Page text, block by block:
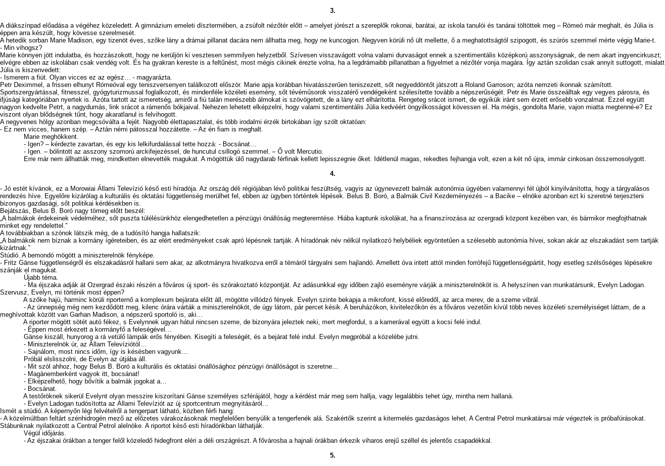
3.
A diákszínpad előadása a végéhez közeledett. A gimnázium emeleti dísztermében, a zsúfolt nézőtér előtt – amelyet jórészt a szereplők rokonai, barátai, az iskola tanulói és tanárai töltöttek meg – Rómeó már meghalt, és Júlia is
éppen arra készült, hogy kövesse szerelmesét.
A hetedik sorban Marie Madison, egy tizenöt éves, szőke lány a drámai pillanat dacára nem állhatta meg, hogy ne kuncogjon. Negyven körüli nő ült mellette, ő a meghatottságtól szipogott, és szúrós szemmel mérte végig Marie-t.
- Min vihogsz?
Marie könnyen jött indulatba, és hozzászokott, hogy ne kerüljön ki vesztesen semmilyen helyzetből. Szívesen visszavágott volna valami durvaságot ennek a szentimentális középkorú asszonyságnak, de nem akart ingyencirkuszt;
elvégre ebben az iskolában csak vendég volt. És ha gyakran kereste is a feltűnést, most mégis cikinek érezte volna, ha a legdrámaibb pillanatban a figyelmet a nézőtér vonja magára. Így aztán szolidan csak annyit suttogott, mialatt
Júlia is kiszenvedett:
- Ismerem a fiút. Olyan vicces ez az egész… - magyarázta.
Petr Deximmel, a frissen elhunyt Rómeóval egy teniszversenyen találkozott először. Marie apja korábban hivatásszerűen teniszezett, sőt negyeddöntőt játszott a Roland Garroson; azóta nemzeti ikonnak számított.
Sportszergyártással, fitnesszel, gyógyturizmussal foglalkozott, és mindenféle közéleti esemény, sőt tévéműsorok visszatérő vendégeként szélesítette tovább a népszerűségét. Petr és Marie összeálltak egy vegyes párosra, és
ifjúsági kategóriában nyertek is. Azóta tartott az ismeretség, amiről a fiú talán merészebb álmokat is szövögetett, de a lány ezt elhárította. Rengeteg srácot ismert, de egyikük iránt sem érzett erősebb vonzalmat. Ezzel együtt
nagyon kedvelte Petrt, a nagydumás, link srácot a rámenős bókjaival. Nehezen lehetett elképzelni, hogy valami szentimentális Júlia kedvéért öngyilkosságot kövessen el. Ha mégis, gondolta Marie, vajon miatta megtenné-e? Ez
viszont olyan blődségnek tűnt, hogy akaratlanul is felvihogott.
A negyvenes hölgy azonban megcsóválta a fejét. Nagyobb élettapasztalat, és több irodalmi érzék birtokában így szólt oktatóan:
- Ez nem vicces, hanem szép. – Aztán némi pátosszal hozzátette. – Az én fiam is meghalt.
Marie meghökkent.
- Igen? – kérdezte zavartan, és egy kis lelkifurdalással tette hozzá: - Bocsánat…
- Igen. – bólintott az asszony szomorú arckifejezéssel, de huncutul csillogó szemmel. – Ő volt Mercutio.
Erre már nem állhatták meg, mindketten elnevették magukat. A mögöttük ülő nagydarab férfinak kellett lepisszegnie őket. Idétlenül magas, rekedtes fejhangja volt, ezen a két nő újra, immár cinkosan összemosolygott.
4.
- Jó estét kívánok, ez a Morowiai Állami Televízió késő esti híradója. Az ország déli régiójában lévő politikai feszültség, vagyis az úgynevezett balmák autonómia ügyében valamennyi fél újból kinyilvánította, hogy a tárgyalásos
rendezés híve. Egyelőre kizárólag a kulturális és oktatási függetlenség merülhet fel, ebben az ügyben történtek lépések. Belus B. Boró, a Balmák Civil Kezdeményezés – a Bacike – elnöke azonban ezt ki szeretné terjeszteni
bizonyos gazdasági, sőt politikai kérdésekben is.
Bejátszás, Belus B. Boró nagy tömeg előtt beszél:
„A balmákok érdekeinek védelméhez, sőt puszta túlélésünkhöz elengedhetetlen a pénzügyi önállóság megteremtése. Hiába kaptunk iskolákat, ha a finanszírozása az ozergradi központ kezében van, és bármikor megfojthatnak
minket egy rendelettel.”
A továbbiakban a szónok látszik még, de a tudósító hangja hallatszik:
„A balmákok nem bíznak a kormány ígéreteiben, és az elért eredményeket csak apró lépésnek tartják. A híradónak név nélkül nyilatkozó helybéliek egyöntetűen a szélesebb autonómia hívei, sokan akár az elszakadást sem tartják
kizártnak.”
Stúdió. A bemondó mögött a miniszterelnök fényképe.
- Fritz Gänse függetlenségről és elszakadásról hallani sem akar, az alkotmányra hivatkozva erről a témáról tárgyalni sem hajlandó. Amellett óva intett attól minden forrófejű függetlenségpártit, hogy esetleg szélsőséges lépésekre
szánják el magukat.
Újabb téma.
- Ma éjszaka adják át Ozergrad északi részén a főváros új sport- és szórakoztató központját. Az adásunkkal egy időben zajló eseményre várják a miniszterelnököt is. A helyszínen van munkatársunk, Evelyn Ladogan.
Szervusz, Evelyn, mi történik most éppen?
A szőke hajú, harminc körüli riporternő a komplexum bejárata előtt áll, mögötte villódzó fények. Evelyn szinte bekapja a mikrofont, kissé előredől, az arca merev, de a szeme vibrál.
- Az ünnepség még nem kezdődött meg, kilenc órára várták a miniszterelnököt, de úgy látom, pár percet késik. A beruházókon, kivitelezőkön és a főváros vezetőin kívül több neves közéleti személyiséget láttam, de a
meghívottak között van Garhan Madison, a népszerű sportoló is, aki…
A riporter mögött sötét autó fékez, s Evelynnek ugyan hátul nincsen szeme, de bizonyára jeleztek neki, mert megfordul, s a kamerával együtt a kocsi felé indul.
- Éppen most érkezett a kormányfő a feleségével…
Gänse kiszáll, hunyorog a rá vetülő lámpák erős fényében. Kisegíti a feleségét, és a bejárat felé indul. Evelyn megpróbál a közelébe jutni.
- Miniszterelnök úr, az Állam Televíziótól…
- Sajnálom, most nincs időm, így is késésben vagyunk…
Próbál elslisszolni, de Evelyn az útjába áll.
- Mit szól ahhoz, hogy Belus B. Boró a kulturális és oktatási önállósághoz pénzügyi önállóságot is szeretne…
- Magánemberként vagyok itt, bocsánat!
- Elképzelhető, hogy bővítik a balmák jogokat a…
- Bocsánat.
A testőröknek sikerül Evelynt olyan messzire kiszorítani Gänse személyes szférájától, hogy a kérdést már meg sem hallja, vagy legalábbis tehet úgy, mintha nem hallaná.
- Evelyn Ladogan tudósította az Állami Televíziót az új sportcentrum megnyitásáról…
Ismét a stúdió. A képernyőn légi felvételről a tengerpart látható, közben férfi hang:
- A közelmúltban feltárt szénhidrogén mező az előzetes várakozásoknak megfelelően benyúlik a tengerfenék alá. Szakértők szerint a kitermelés gazdaságos lehet. A Central Petrol munkatársai már végeztek is próbafúrásokat.
Stábunknak nyilatkozott a Central Petrol alelnöke. A riportot késő esti híradónkban láthatják.
Végül időjárás.
- Az éjszakai órákban a tenger felől közeledő hidegfront eléri a déli országrészt. A fővárosba a hajnali órákban érkezik viharos erejű széllel és jelentős csapadékkal.
5.